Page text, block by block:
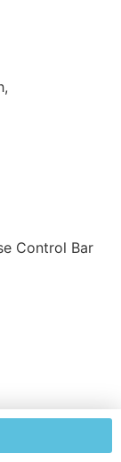
Control Bar